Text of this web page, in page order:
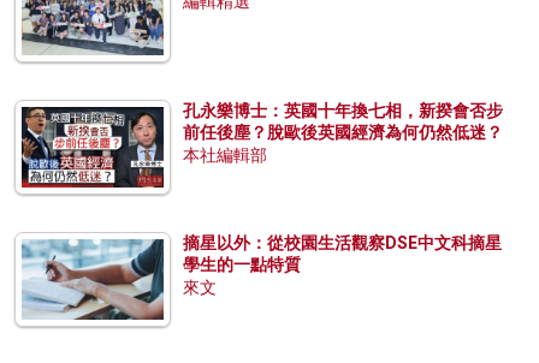
孔永樂博士：英國十年換七相，新揆會否步
前任後塵？脫歐後英國經濟為何仍然低迷？
本社編輯部
摘星以外：從校園生活觀察DSE中文科摘星
學生的一點特質
來文